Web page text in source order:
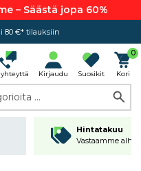
– Säästä jopa 60%
80 €* tilauksiin
Kirjaudu Suosikit
0
Kori
...
Hintatakuu
Vastaamme